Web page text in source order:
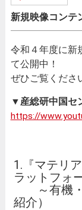
新規映像コンテ
令和４年度に新
て公開中！
ぜひご覧くださ
▼産総研中国セ
https://
1.『マテリ
ラットフォ
～有機・
紹介）